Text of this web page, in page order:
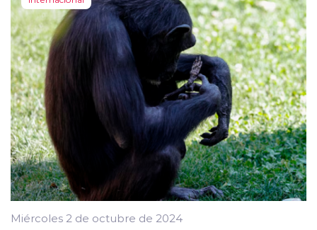
Miércoles 2 de octubre de 2024